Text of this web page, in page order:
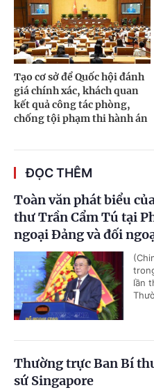
Tạo cơ sở để Quốc hội đánh
giá chính xác, khách quan
kết quả công tác phòng,
chống tội phạm thi hành án
ĐỌC THÊM
Toàn văn phát biểu
thư Trần Cẩm Tú tại
ngoại Đảng và đối
lần
Thường trực Ban Bí
sứ Singapore